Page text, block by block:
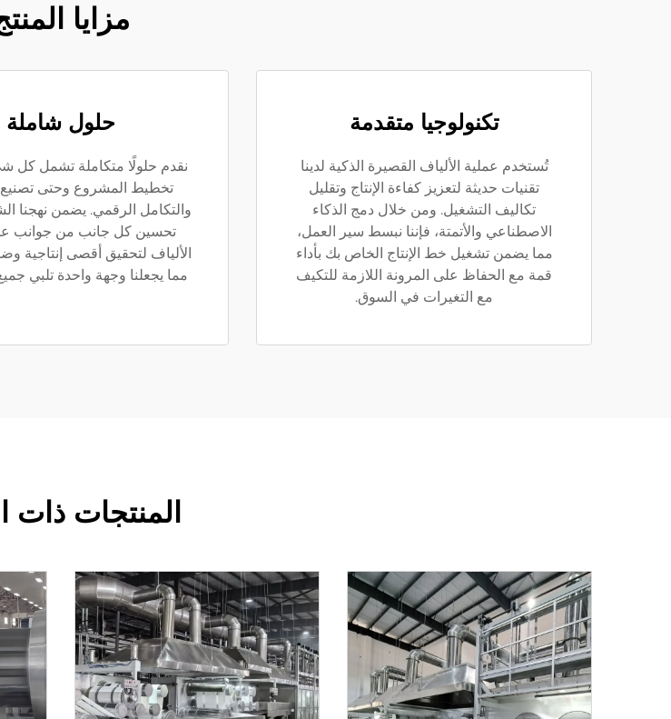
مزايا
تكنولوجيا متقدمة
تُستخدم عملية الألياف القصيرة الذكية لدينا
تقنيات حديثة لتعزيز كفاءة الإنتاج وتقليل
تكاليف التشغيل. ومن خلال دمج الذكاء
الاصطناعي والأتمتة، فإننا نبسط سير العمل،
مما يضمن تشغيل خط الإنتاج الخاص بك بأداء
قمة مع الحفاظ على المرونة اللازمة للتكيف
مع التغيرات في السوق.
حلول شاملة
نقدم حلولًا متكاملة تشمل كل
تخطيط المشروع وحتى تصنيع
والتكامل الرقمي. يضمن نهجنا
تحسين كل جانب من جوانب
الألياف لتحقيق أقصى إنتاجية
مما يجعلنا وجهة واحدة تلبي
المنتجات ذات